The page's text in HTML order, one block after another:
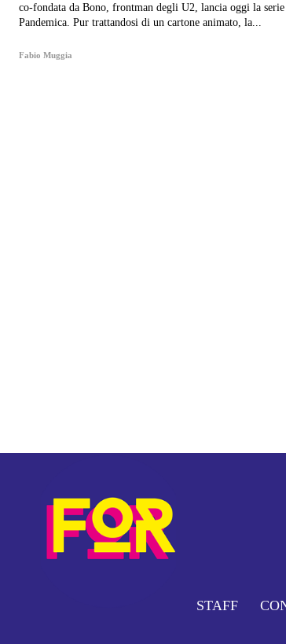
co-fondata da Bono, frontman degli U2, lancia oggi la serie
Pandemica. Pur trattandosi di un cartone animato, la...
Fabio Muggia
STAFF